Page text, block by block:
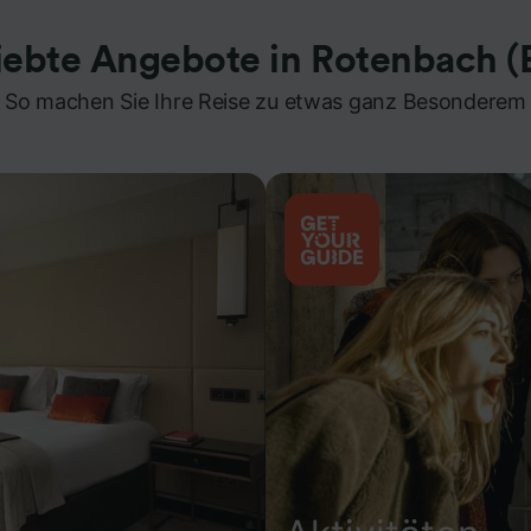
Angebote in Rotenbach
So machen Sie Ihre Reise zu etwas ganz Besonderem